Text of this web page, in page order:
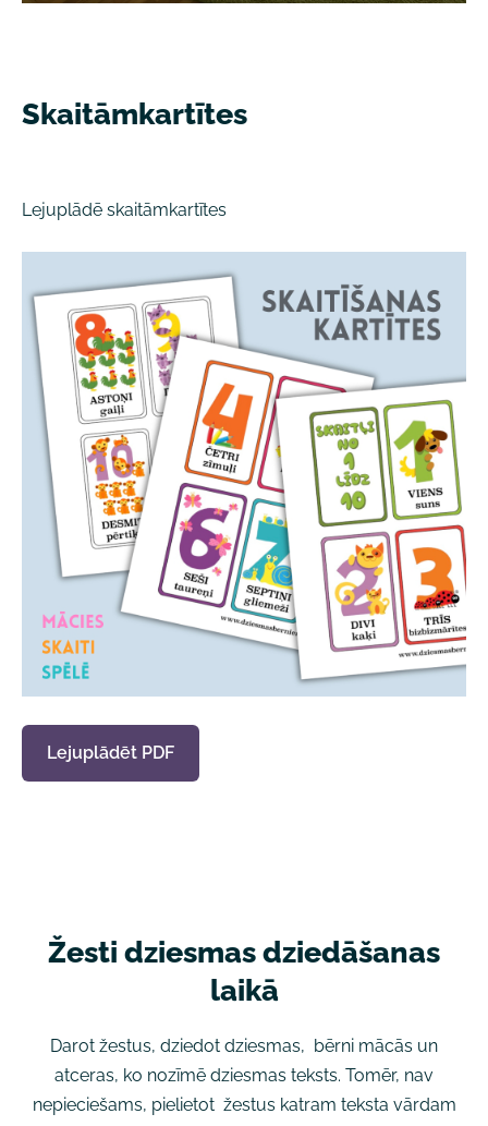
Skaitāmkartītes
Lejuplādē skaitāmkartītes
Lejuplādēt PDF
Žesti dziesmas dziedāšanas
laikā
Darot žestus, dziedot dziesmas, bērni mācās un
atceras, ko nozīmē dziesmas teksts. Tomēr, nav
nepieciešams, pielietot žestus katram teksta vārdam